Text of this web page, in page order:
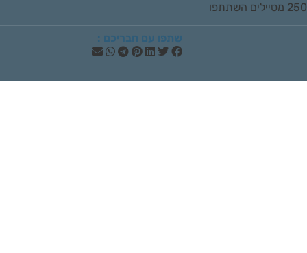
250 מטיילים השתתפו
שתפו עם חבריכם :